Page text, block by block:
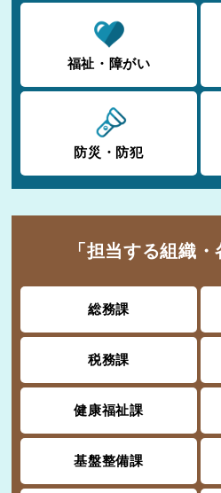
福祉・障がい
防災・防犯
「担当する組織
総務課
税務課
健康福祉課
基盤整備課